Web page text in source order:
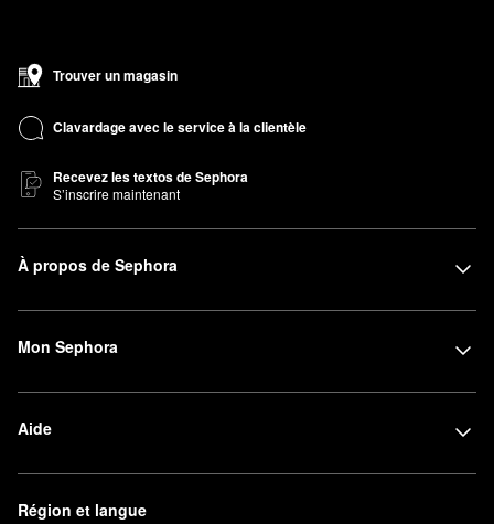
Trouver un magasin
Clavardage avec le service à la clientèle
Recevez les textos de Sephora
S’inscrire maintenant
À propos de Sephora
Mon Sephora
Aide
Région et langue